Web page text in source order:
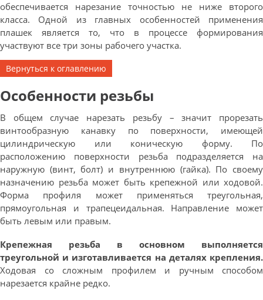
обеспечивается нарезание точностью не ниже второго
класса. Одной из главных особенностей применения
плашек является то, что в процессе формирования
участвуют все три зоны рабочего участка.
Вернуться к оглавлению
Особенности резьбы
В общем случае нарезать резьбу – значит прорезать
винтообразную канавку по поверхности, имеющей
цилиндрическую или коническую форму. По
расположению поверхности резьба подразделяется на
наружную (винт, болт) и внутреннюю (гайка). По своему
назначению резьба может быть крепежной или ходовой.
Форма профиля может применяться треугольная,
прямоугольная и трапецеидальная. Направление может
быть левым или правым.
Крепежная резьба в основном выполняется
треугольной и изготавливается на деталях крепления.
Ходовая со сложным профилем и ручным способом
нарезается крайне редко.